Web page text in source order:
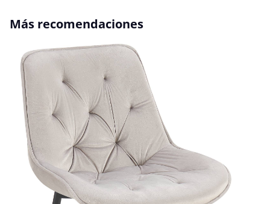
Omitir la galería de productos
Más recomendaciones